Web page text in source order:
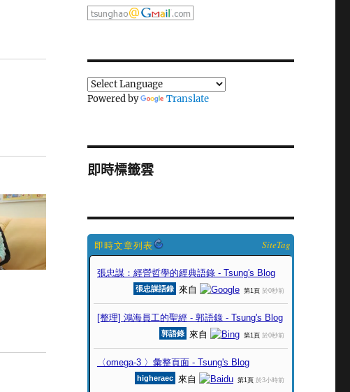
Powered by Translate
即時標籤雲
SiteTag